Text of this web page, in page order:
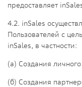
предоставляет
4.2. inSales
Пользователей с
inSales, в частности:
(а) Создания
(б) Создания